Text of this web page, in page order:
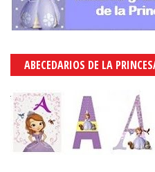
ABECEDARIOS DE LA